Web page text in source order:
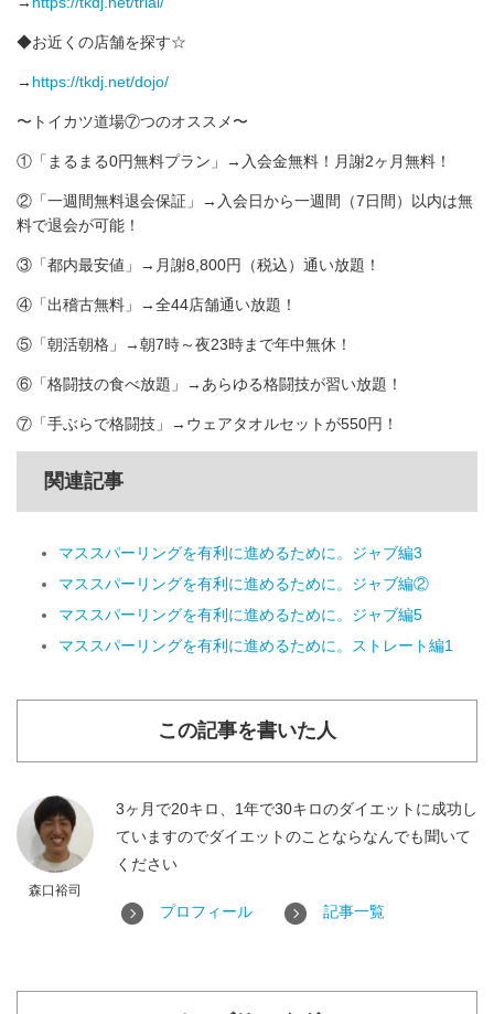
◆お近くの店舗を探す☆
→ https://tkdj.net/dojo/
〜トイカツ道場⑦つのオススメ〜
①「まるまる0円無料プラン」→入会金無料！月謝2ヶ月無料！
②「一週間無料退会保証」→入会日から一週間（7日間）以内は無
料で退会が可能！
③「都内最安値」→月謝8,800円（税込）通い放題！
④「出稽古無料」→全44店舗通い放題！
⑤「朝活朝格」→朝7時～夜23時まで年中無休！
⑥「格闘技の食べ放題」→あらゆる格闘技が習い放題！
⑦「手ぶらで格闘技」→ウェアタオルセットが550円！
関連記事
マススパーリングを有利に進めるために。ジャブ編3
マススパーリングを有利に進めるために。ジャブ編②
マススパーリングを有利に進めるために。ジャブ編5
マススパーリングを有利に進めるために。ストレート編1
この記事を書いた人
森口裕司
3ヶ月で20キロ、1年で30キロのダイエットに成功し
ていますのでダイエットのことならなんでも聞いて
ください
プロフィール 記事一覧